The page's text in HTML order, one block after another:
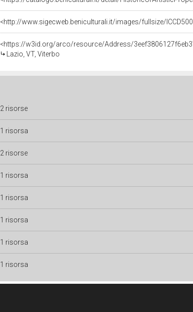
<http://www.sigecweb.beniculturali.it/images/fullsize/
<https://w3id.org/arco/resource/Address/
Lazio, VT, Viterbo
2 risorse
1 risorsa
2 risorse
1 risorsa
1 risorsa
1 risorsa
1 risorsa
1 risorsa